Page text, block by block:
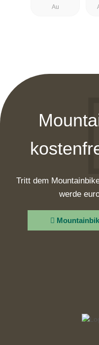
Au
Tritt dem
werde